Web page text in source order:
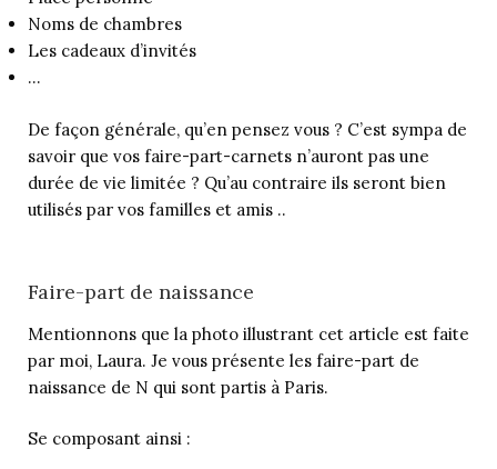
Noms de chambres
Les cadeaux d’invités
…
De façon générale, qu’en pensez vous ? C’est sympa de
savoir que vos faire-part-carnets n’auront pas une
durée de vie limitée ? Qu’au contraire ils seront bien
utilisés par vos familles et amis ..
Faire-part de naissance
Mentionnons que la photo illustrant cet article est faite
par moi, Laura. Je vous présente les faire-part de
naissance de N qui sont partis à Paris.
Se composant ainsi :